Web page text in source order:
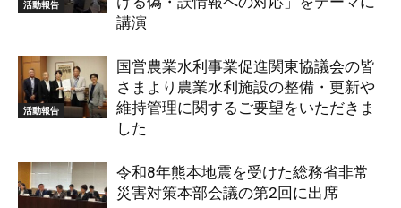
活動報告
講演
活動報告
国営農業水利事業促進関東協議会の皆
さまより農業水利施設の整備・更新や
維持管理に関するご要望をいただきま
した
令和8年熊本地震を受けた総務省非常
災害対策本部会議の第2回に出席